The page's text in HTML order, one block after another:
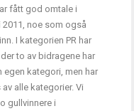
fått god omtale i
noe som også
I kategorien PR har
to av bidragene har
kategori, men har
alle kategorier. Vi
gullvinnere i